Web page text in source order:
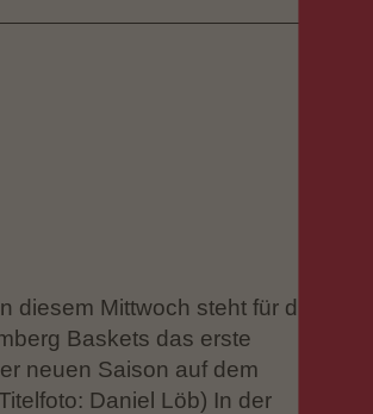
diesem Mittwoch steht für die
Baskets das erste
neuen Saison auf dem
Daniel Löb) In der